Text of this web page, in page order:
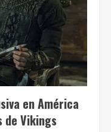
en América
de Vikings